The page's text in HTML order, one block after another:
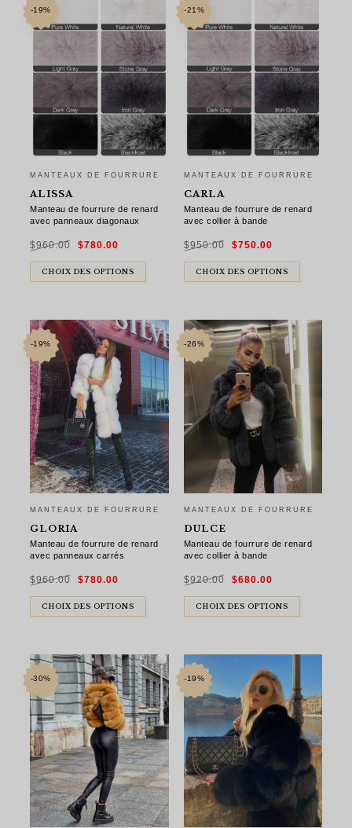
-19%
MANTEAUX DE FOURRURE
ALISSA
Manteau de fourrure de renard
avec panneaux diagonaux
$960.00
Le
prix
était :
$960.00.
$780.00
est :
$780.00.
CHOIX DES OPTIONS
-21%
MANTEAUX DE FOURRURE
CARLA
Manteau de fourrure de renard
avec collier à bande
$950.00
Le
prix
était :
$950.00.
$750.00prix
est :
$750.00.
CHOIX DES OPTIONS
-19%
MANTEAUX DE FOURRURE
GLORIA
Manteau de fourrure de renard
avec panneaux carrés
$960.00 prix
était :
$960.00.
$780.00
est :
$780.00.
CHOIX DES OPTIONS
-26%
MANTEAUX DE FOURRURE
DULCE
Manteau de fourrure de renard
avec collier à bande
$920.00 prix
était :
$920.00.
$680.00prix
est :
$680.00.
CHOIX DES OPTIONS
-30% -19%